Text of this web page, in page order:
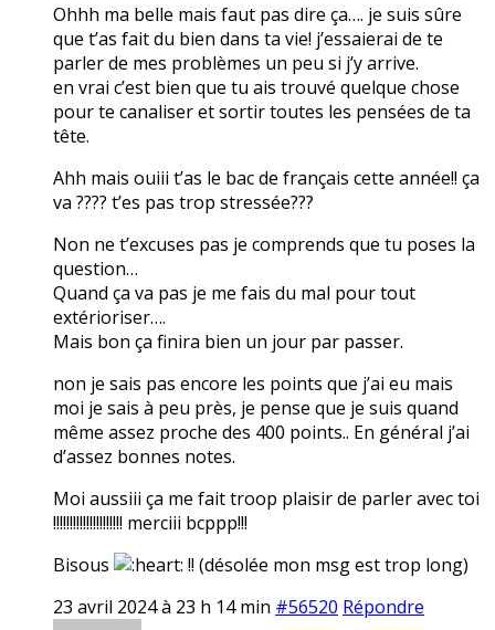
Ohhh ma belle mais faut pas dire ça…. je suis sûre
que t’as fait du bien dans ta vie! j’essaierai de te
parler de mes problèmes un peu si j’y arrive.
en vrai c’est bien que tu ais trouvé quelque chose
pour te canaliser et sortir toutes les pensées de ta
tête.
Ahh mais ouiii t’as le bac de français cette année!! ça
va ???? t’es pas trop stressée???
Non ne t’excuses pas je comprends que tu poses la
question…
Quand ça va pas je me fais du mal pour tout
extérioriser….
Mais bon ça finira bien un jour par passer.
non je sais pas encore les points que j’ai eu mais
moi je sais à peu près, je pense que je suis quand
même assez proche des 400 points.. En général j’ai
d’assez bonnes notes.
Moi aussiii ça me fait troop plaisir de parler avec toi
!!!!!!!!!!!!!!!!!!!!! merciii bcppp!!!
Bisous
!! (désolée mon msg est trop long)
23 avril 2024 à 23 h 14 min #56520 Répondre